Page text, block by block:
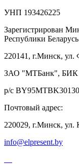
УНП 193426225
Зарегистрирован
Республики
220141, г.Минск,
ЗАО "МТБанк", БИК
р/с
Почтовый адрес:
220029, г.Минск, ул.
info@elpresent.by